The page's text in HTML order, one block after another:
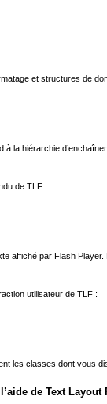
et structures de
la hiérarchie
de TLF :
affiché par Flash
utilisateur de TLF :
les classes dont vous
de Text Layout